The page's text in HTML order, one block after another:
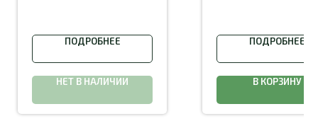
грязи, а это гарантировано
продлит срок службы
устройства.
Ротор насоса изготовлен из
неокисляемого материала, а
ось - из нержавеющей стали.
Все электрические детали
ПОДРОБНЕЕ
НЕТ В НАЛИЧИИ
ПОДРОБНЕЕ
В КОРЗИНУ